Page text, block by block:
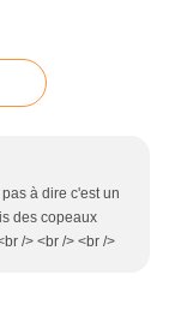
à dire c'est un
des copeaux
/> <br /> <br />